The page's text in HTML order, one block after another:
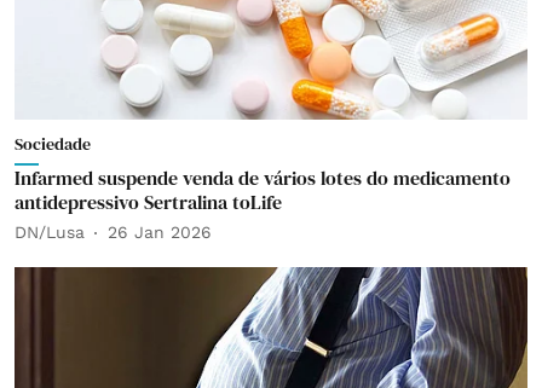
Sociedade
Infarmed suspende venda de vários lotes do medicamento
antidepressivo Sertralina toLife
DN/Lusa 26 Jan 2026